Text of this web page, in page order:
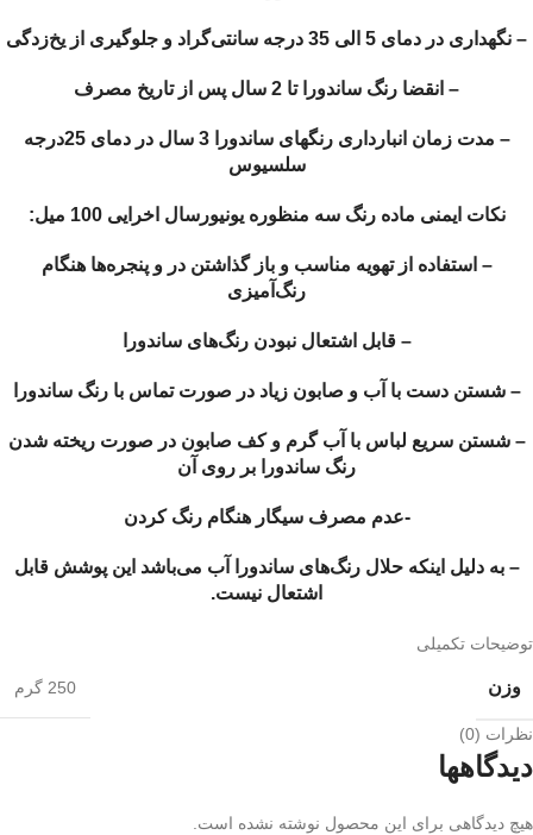
– نگهداری در دمای 5 الی 35 درجه سانتی‌گراد و جلوگیری از یخ‌زدگی
– انقضا رنگ ساندورا تا 2 سال پس از تاریخ مصرف
– مدت زمان انبارداری رنگهای ساندورا 3 سال در دمای 25درجه
سلسیوس
نکات ایمنی ماده رنگ سه منظوره یونیورسال اخرایی 100 میل:
– استفاده از تهویه مناسب و باز گذاشتن در و پنجره‌ها هنگام
رنگ‌آمیزی
– قابل اشتعال نبودن رنگ‌های ساندورا
– شستن دست با آب و صابون زیاد در صورت تماس با رنگ ساندورا
– شستن سریع لباس با آب گرم و کف صابون در صورت ریخته شدن
رنگ ساندورا بر روی آن
-عدم مصرف سیگار هنگام رنگ کردن
– به دلیل اینکه حلال رنگ‌های ساندورا آب می‌باشد این پوشش قابل
اشتعال نیست.
توضیحات تکمیلی
وزن 250 گرم
نظرات (0)
دیدگاهها
هیچ دیدگاهی برای این محصول نوشته نشده است.